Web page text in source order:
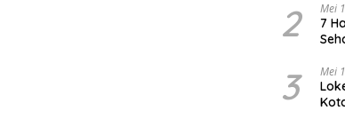
2 Mei
7
3 Mei